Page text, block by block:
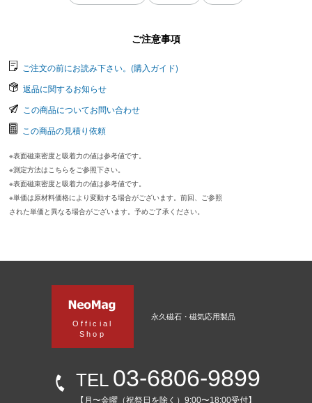
ご注意事項
ご注文の前にお読み下さい。(購入ガイド)
返品に関するお知らせ
この商品についてお問い合わせ
この商品の見積り依頼
※表面磁束密度と吸着力の値は参考値です。
※測定方法はこちらをご参照下さい。
※表面磁束密度と吸着力の値は参考値です。
※単価は原材料価格により変動する場合がございます。前回、ご参照
された単価と異なる場合がございます。予めご了承ください。
Official
Shop
永久磁石・磁気応用製品
TEL 03-6806-9899
【月〜金曜（祝祭日を除く）9:00〜18:00受付】